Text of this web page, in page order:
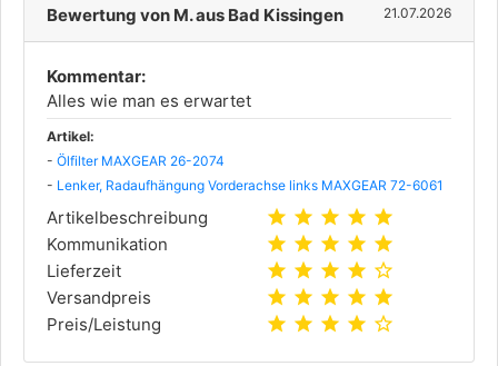
Bewertung von M. aus Bad Kissingen 21.07.2026
Kommentar:
Alles wie man es erwartet
Artikel:
- Ölfilter MAXGEAR 26-2074
- Lenker, Radaufhängung Vorderachse links MAXGEAR 72-6061
Artikelbeschreibung star star star star star
Kommunikation star star star star star
Lieferzeit star star star star star_outline
Versandpreis star star star star star
Preis/Leistung star star star star star_outline